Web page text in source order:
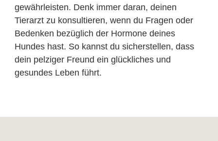
gewährleisten. Denk immer daran, deinen
Tierarzt zu konsultieren, wenn du Fragen oder
Bedenken bezüglich der Hormone deines
Hundes hast. So kannst du sicherstellen, dass
dein pelziger Freund ein glückliches und
gesundes Leben führt.